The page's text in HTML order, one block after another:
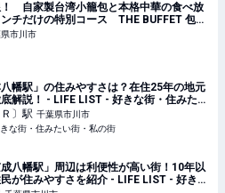
自家製台湾小籠包と本格中華の食べ放
チだけの特別コース THE BUFFET 包包
ッケコルトンプラザ - ちばとぴ！
市川市
幡駅」の住みやすさは？在住25年の地元
解説！ - LIFE LIST - 好きな街・住みたい
〕駅 千葉県市川市
きな街・住みたい街・私の街
八幡駅」周辺は利便性が高い街！10年以
が住みやすさを紹介 - LIFE LIST - 好きな